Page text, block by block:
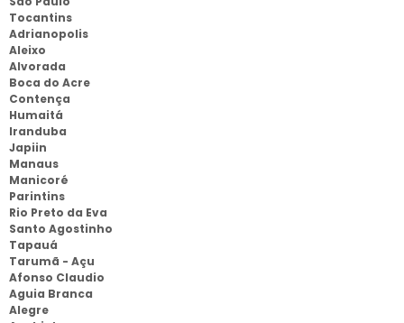
Tocantins
Adrianopolis
Aleixo
Alvorada
Boca do Acre
Contença
Humaitá
Iranduba
Japiin
Manaus
Manicoré
Parintins
Rio Preto da Eva
Santo Agostinho
Tapauá
Tarumã - Açu
Afonso Claudio
Aguia Branca
Alegre